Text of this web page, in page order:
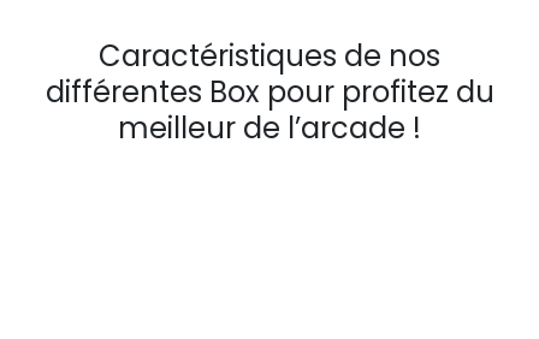
Caractéristiques de nos
différentes Box pour profitez du
meilleur de l’arcade !